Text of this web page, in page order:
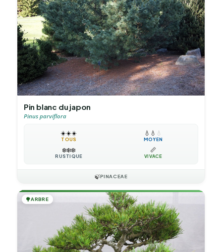
Pin blanc du japon
Pinus parviflora
☀️☀️☀️
TOUS
💧 💧 💧
MOYEN
❄️❄️❄️
RUSTIQUE
📏
VIVACE
🍃PINACEAE
🌳ARBRE